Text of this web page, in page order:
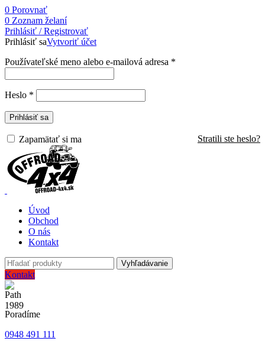
0 Porovnať
0 Zoznam želaní
Prihlásiť / Registrovať
Prihlásiť saVytvoriť účet
Používateľské meno alebo e-mailová adresa *
Heslo *
Prihlásiť sa
Stratili ste heslo?
Zapamätať si ma
Úvod
Obchod
O nás
Kontakt
Vyhľadávanie
Kontakt
Poradíme
0948 491 111